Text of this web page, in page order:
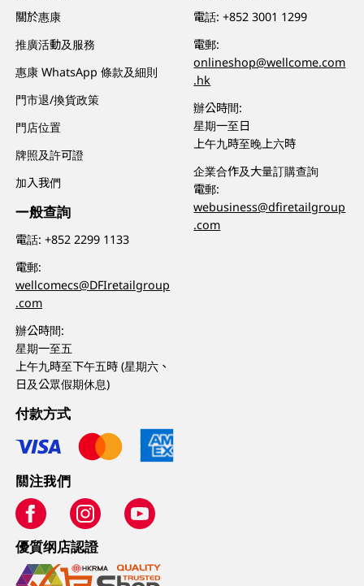
關於惠康
推廣活動及服務
惠康 WhatsApp 條款及細則
門市退/換貨政策
門店位置
牌照及許可證
加入我們
一般查詢
電話:+852 2299 1133
電郵:
wellcomecs@DFIretailgroup
.com
辦公時間:
星期一至五
上午九時至下午五時 (星期六、
日及公眾假期休息)
電話:+852 3001 1299
電郵:
onlineshop@wellcome.com
.hk
辦公時間:
星期一至日
上午九時至晚上六時
企業合作及大量訂購查詢
電郵:
webusiness@dfiretailgroup
.com
付款方式
關注我們
優質纲店認證